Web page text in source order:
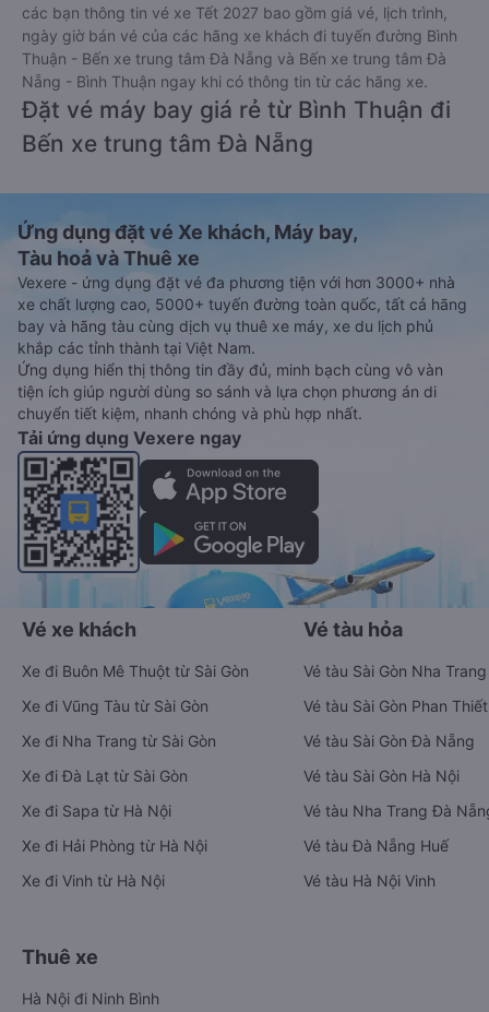
các bạn thông tin vé xe Tết 2027 bao gồm giá vé, lịch trình,
ngày giờ bán vé của các hãng xe khách đi tuyến đường Bình
Thuận - Bến xe trung tâm Đà Nẵng và Bến xe trung tâm Đà
Nẵng - Bình Thuận ngay khi có thông tin từ các hãng xe.
Đặt vé máy bay giá rẻ từ Bình Thuận đi
Bến xe trung tâm Đà Nẵng
Ứng dụng đặt vé Xe khách, Máy bay,
Tàu hoả và Thuê xe
Vexere - ứng dụng đặt vé đa phương tiện với hơn 3000+ nhà
xe chất lượng cao, 5000+ tuyến đường toàn quốc, tất cả hãng
bay và hãng tàu cùng dịch vụ thuê xe máy, xe du lịch phủ
khắp các tỉnh thành tại Việt Nam.
Ứng dụng hiển thị thông tin đầy đủ, minh bạch cùng vô vàn
tiện ích giúp người dùng so sánh và lựa chọn phương án di
chuyển tiết kiệm, nhanh chóng và phù hợp nhất.
Tải ứng dụng Vexere ngay
Vé xe khách
Xe đi Buôn Mê Thuột từ Sài Gòn
Xe đi Vũng Tàu từ Sài Gòn
Xe đi Nha Trang từ Sài Gòn
Xe đi Đà Lạt từ Sài Gòn
Xe đi Sapa từ Hà Nội
Xe đi Hải Phòng từ Hà Nội
Xe đi Vinh từ Hà Nội
Vé tàu hỏa
Vé tàu Sài Gòn Nha Trang
Vé tàu Sài Gòn Phan Thiết
Vé tàu Sài Gòn Đà Nẵng
Vé tàu Sài Gòn Hà Nội
Vé tàu Nha Trang Đà
Vé tàu Đà Nẵng Huế
Vé tàu Hà Nội Vinh
Thuê xe
Hà Nội đi Ninh Bình